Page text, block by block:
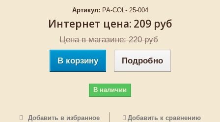
Артикул: PA-COL- 25-004
Интернет цена: 209 руб
Цена в магазине: 220 руб
В корзину Подробно
В наличии
Добавить в избранное Добавить к сравнению